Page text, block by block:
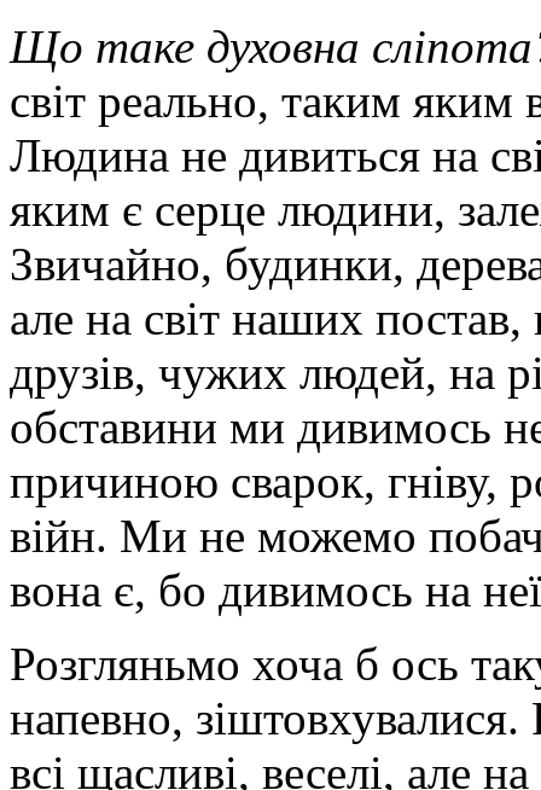
Що таке духовна
світ реально, таким яким
Людина не дивиться на
яким є серце людини,
Звичайно, будинки,
але на світ наших
друзів, чужих людей, на
обставини ми дивимось
причиною сварок, гніву,
війн. Ми не можемо
вона є, бо дивимось на
Розгляньмо хоча б ось
напевно, зіштовхувалися.
всі щасливі, веселі, але